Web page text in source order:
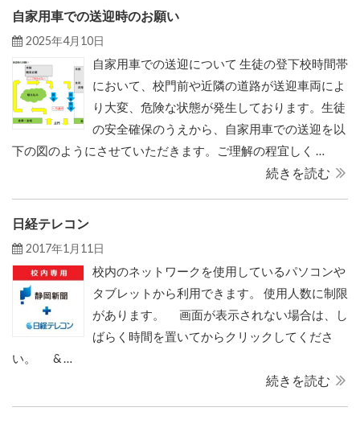
自家用車での送迎時のお願い
2025年4月10日
自家用車での送迎について 生徒の登下校時間帯
において、校門前や近隣の道路が送迎車両によ
り大変、危険な状態が発生しております。生徒
の安全確保のうえから、自家用車での送迎を以
下の図のようにさせていただきます。ご理解の程宜しく …
続きを読む
日経テレコン
2017年1月11日
校内のネットワークを使用しているパソコンや
タブレットから利用できます。 使用人数に制限
があります。 画面が表示されない場合は、し
ばらく時間を置いてからクリックしてくださ
い。 & …
続きを読む